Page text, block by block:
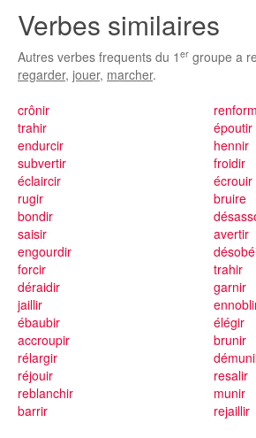
Verbes similaires
Autres verbes frequents du 1 er groupe a
regarder, jouer, marcher.
crônir
trahir
endurcir
subvertir
éclaircir
rugir
bondir
saisir
engourdir
époutir
hennir
froidir
écrouir
bruire
avertir
forcir
déraidir
jaillir
ébaubir
accroupir
rélargir
réjouir
reblanchir
barrir
trahir
garnir
élégir
brunir
resalir
munir
rejaillir